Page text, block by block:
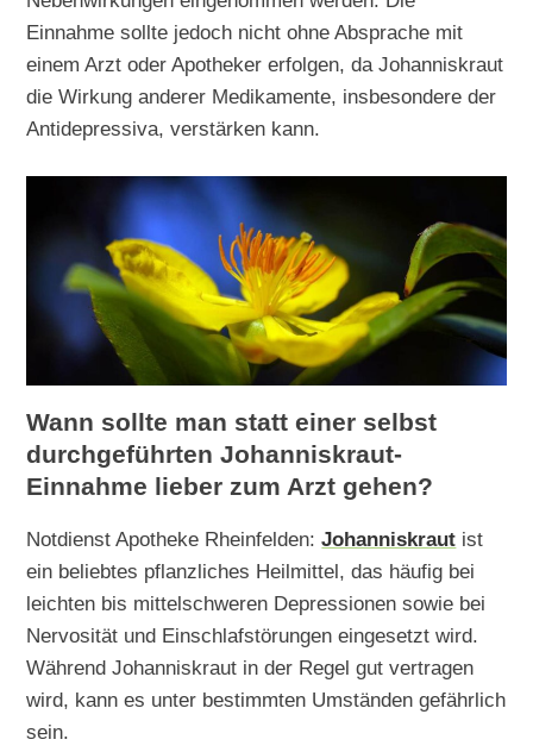
Einnahme sollte jedoch nicht ohne Absprache mit
einem Arzt oder Apotheker erfolgen, da Johanniskraut
die Wirkung anderer Medikamente, insbesondere der
Antidepressiva, verstärken kann.
Wann sollte man statt einer selbst
durchgeführten Johanniskraut-
Einnahme lieber zum Arzt gehen?
Notdienst Apotheke Rheinfelden:Johanniskraut ist
ein beliebtes pflanzliches Heilmittel, das häufig bei
leichten bis mittelschweren Depressionen sowie bei
Nervosität und Einschlafstörungen eingesetzt wird.
Während Johanniskraut in der Regel gut vertragen
wird, kann es unter bestimmten Umständen gefährlich
sein.